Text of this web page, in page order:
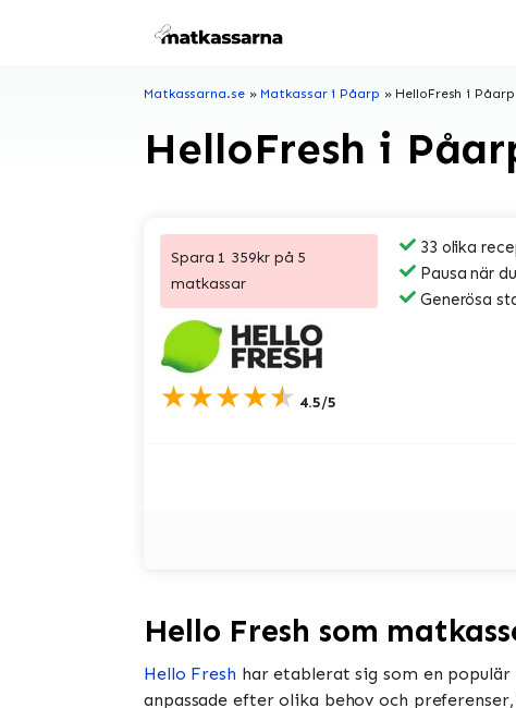
Matkassarna.se» Matkassar i Påarp » HelloFresh i Påarp
HelloFresh i
Spara 1 359kr på 5
matkassar
★★★★★ 4.5/5
33 olika
Pausa när
Generösa
Hello Fresh som
Hello Fresh har etablerat sig som en
anpassade efter olika behov och